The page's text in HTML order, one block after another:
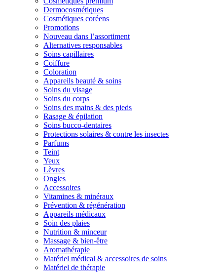
Dermocosmétiques
Cosmétiques coréens
Promotions
Nouveau dans l’assortiment
Alternatives responsables
Soins capillaires
Coiffure
Coloration
Appareils beauté & soins
Soins du visage
Soins du corps
Soins des mains & des pieds
Rasage & épilation
Soins bucco-dentaires
Protections solaires & contre les insectes
Parfums
Teint
Yeux
Lèvres
Ongles
Accessoires
Vitamines & minéraux
Prévention & régénération
Appareils médicaux
Soin des plaies
Nutrition & minceur
Massage & bien-être
Aromathérapie
Matériel médical & accessoires de soins
Matériel de thérapie